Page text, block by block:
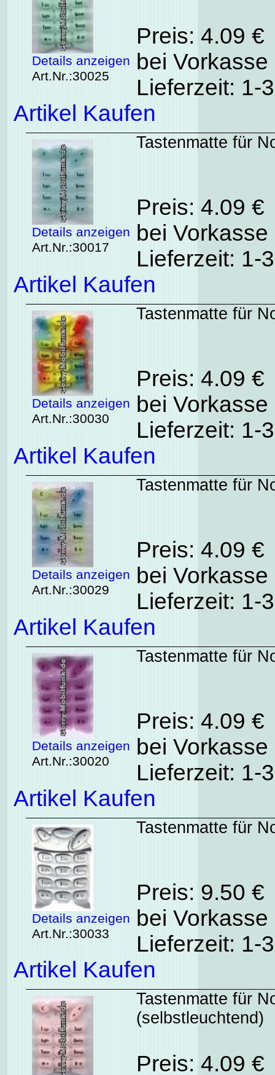
Details anzeigen
Art.Nr.:30025
Preis: 4.09
bei
Lieferzeit: 1-
Artikel Kaufen
Details anzeigen
Art.Nr.:30017
Tastenmatte für
Preis: 4.09
bei
Lieferzeit: 1-
Artikel Kaufen
Details anzeigen
Art.Nr.:30030
Tastenmatte für
Preis: 4.09
bei
Lieferzeit: 1-
Artikel Kaufen
Details anzeigen
Art.Nr.:30029
Tastenmatte für
Preis: 4.09
bei
Lieferzeit: 1-
Artikel Kaufen
Details anzeigen
Art.Nr.:30020
Tastenmatte für
Preis: 4.09
bei
Lieferzeit: 1-
Artikel Kaufen
Details anzeigen
Art.Nr.:30033
Tastenmatte für
Preis: 9.50
bei
Lieferzeit: 1-
Artikel Kaufen
Tastenmatte für
(selbstleuchtend)
Preis: 4.09